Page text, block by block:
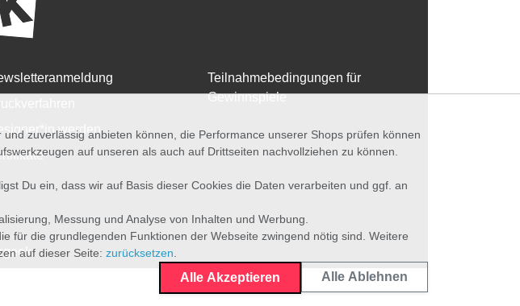
werden
Teilnahmebedingungen für
Gewinnspiele
zuverlässig anbieten können, die Performance unserer Shops prüfen können
auf unseren als auch auf Drittseiten nachvollziehen zu können.
Du ein, dass wir auf Basis dieser Cookies die Daten verarbeiten und ggf. an
Messung und Analyse von Inhalten und Werbung.
für die grundlegenden Funktionen der Webseite zwingend nötig sind. Weitere
auf dieser Seite: zurücksetzen
Alle Akzeptieren Alle Ablehnen